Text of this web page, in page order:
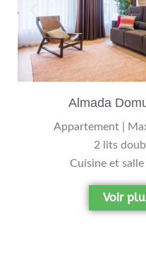
Almada
Appartement |
2 lits
Cuisine et salle
Voir